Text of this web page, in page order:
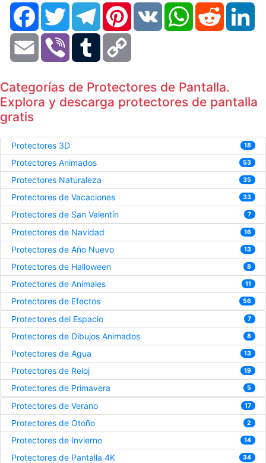
FacebookTwitter TelegramPinterestVK WhatsAppReddit
Email Viber Tumblr
Categorías de Protectores de Pantalla.
Explora y descarga protectores de pantalla
gratis
Protectores 3D 18
Protectores Animados 53
Protectores Naturaleza 35
Protectores de Vacaciones 33
Protectores de San Valentín 7
Protectores de Navidad 16
Protectores de Año Nuevo 13
Protectores de Halloween 8
Protectores de Animales 11
Protectores de Efectos 56
Protectores del Espacio 7
Protectores de Dibujos Animados 8
Protectores de Agua 13
Protectores de Reloj 19
Protectores de Primavera 5
Protectores de Verano 17
Protectores de Otoño 2
Protectores de Invierno 14
Protectores de Pantalla 4K 34